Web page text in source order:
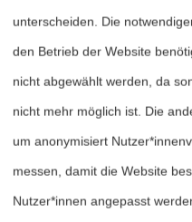
Heftarchiv
Dossierarchiv
unterscheiden. Die
den Betrieb der Website
nicht abgewählt werden, da
nicht mehr möglich ist. Die
um anonymisiert
messen, damit die Website
Nutzer*innen angepasst